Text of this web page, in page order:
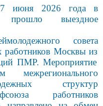
июня 2026 года в
прошло выездное
молодежного совета
работников Москвыиз
ПМР. Мероприятие
структур
работников